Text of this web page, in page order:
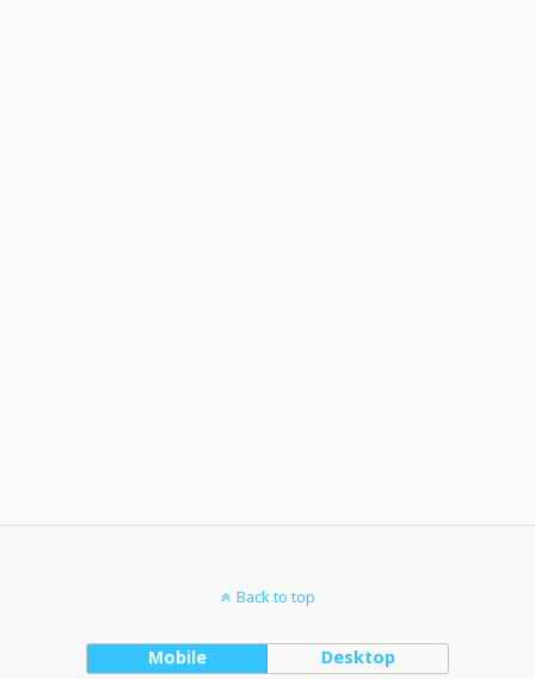
Back to top
Mobile Desktop